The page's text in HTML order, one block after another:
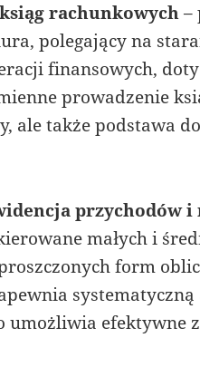
rachunkowych–
polegający na
finansowych,
prowadzenie
ale także podstawa
przychodów i
małych i
form
umożliwia efektywne